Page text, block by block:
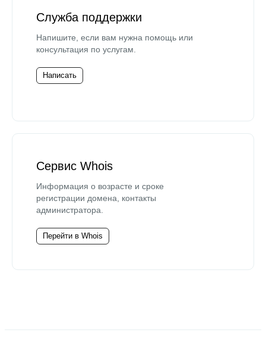
Служба поддержки
Напишите, если вам нужна помощь или
консультация по услугам.
Написать
Сервис Whois
Информация о возрасте и сроке
регистрации домена, контакты
администратора.
Перейти в Whois